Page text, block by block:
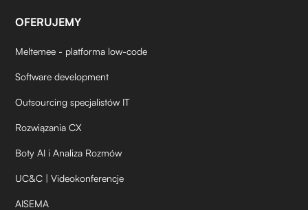
OFERUJEMY
Meltemee - platforma low-code
Software development
Outsourcing specjalistów IT
Rozwiązania CX
Boty AI i Analiza Rozmów
UC&C | Videokonferencje
AISEMA